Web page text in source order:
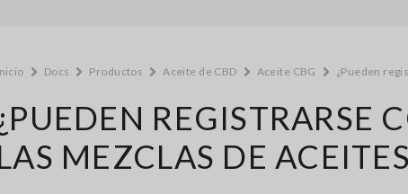
Docs Productos Aceite de CBD Aceite CBG ¿Pueden
REGISTRARSE
MEZCLAS DE